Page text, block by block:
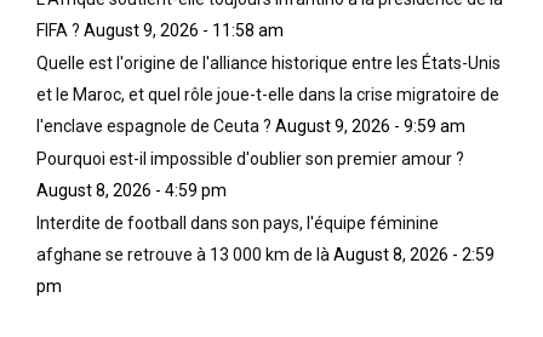
FIFA ? August 9, 2026 - 11:58 am
Quelle est l'origine de l'alliance historique entre les États-Unis
et le Maroc, et quel rôle joue-t-elle dans la crise migratoire de
l'enclave espagnole de Ceuta ? August 9, 2026 - 9:59 am
Pourquoi est-il impossible d'oublier son premier amour ?
August 8, 2026 - 4:59 pm
Interdite de football dans son pays, l'équipe féminine
afghane se retrouve à 13 000 km de là August 8, 2026 - 2:59
pm